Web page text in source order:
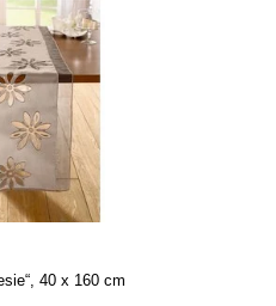
40 x 160 cm